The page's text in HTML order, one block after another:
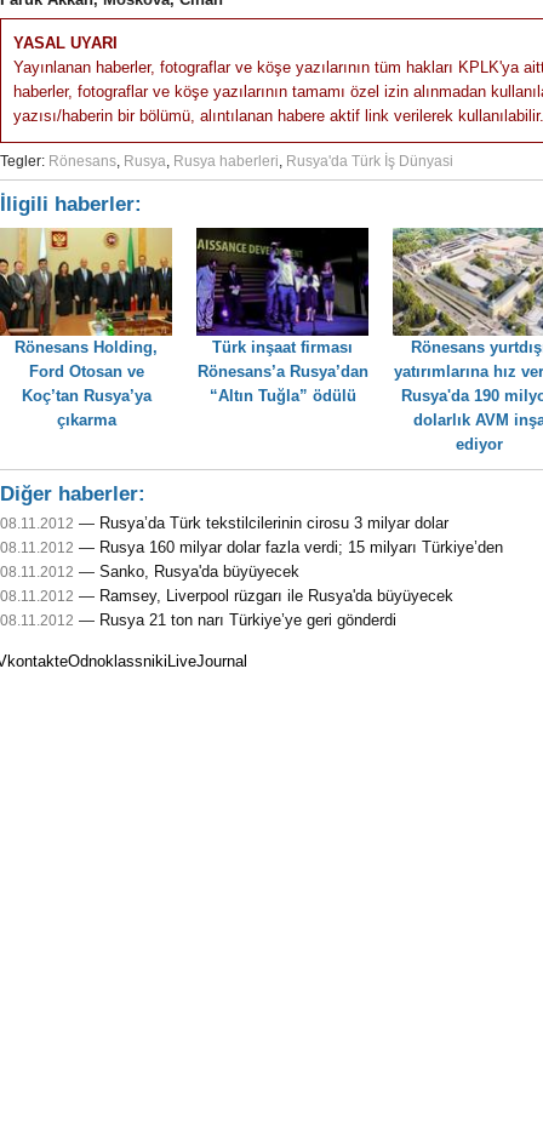
YASAL UYARI
Yayınlanan haberler, fotograflar ve köşe yazılarının tüm hakları KPLK'ya
haberler, fotograflar ve köşe yazılarının tamamı özel izin alınmadan
yazısı/haberin bir bölümü, alıntılanan habere aktif link verilerek
Tegler: Rönesans Rusya Rusya haberleri Rusya'da Türk İş Dünyasi
İligili haberler:
Rönesans Holding,
Ford Otosan ve
Koç’tan Rusya’ya
çıkarma
Türk inşaat firması
Rönesans’a Rusya’dan
“Altın Tuğla” ödülü
Rönesans
yatırımlarına hız
Rusya'da 190
dolarlık AVM
ediyor
Diğer haberler:
08.11.2012 — Rusya’da Türk tekstilcilerinin cirosu 3 milyar dolar
08.11.2012 — Rusya 160 milyar dolar fazla verdi; 15 milyarı Türkiye’den
08.11.2012 — Sanko, Rusya'da büyüyecek
08.11.2012 — Ramsey, Liverpool rüzgarı ile Rusya'da büyüyecek
08.11.2012 — Rusya 21 ton narı Türkiye’ye geri gönderdi
Odnoklassniki LiveJournal